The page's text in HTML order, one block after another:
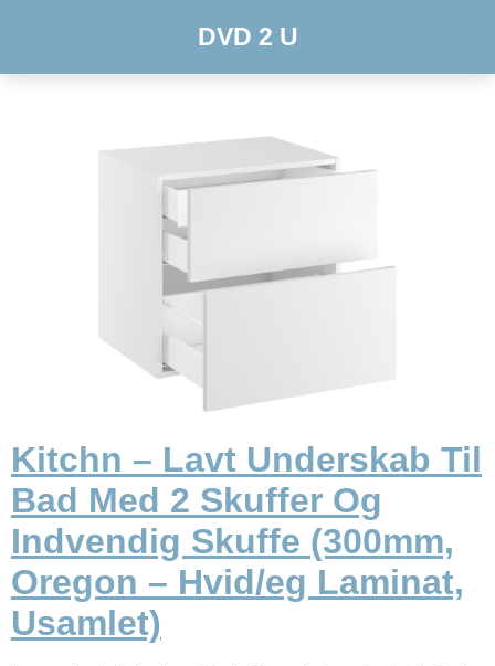
DVD 2 U
Kitchn – Lavt Underskab Til
Bad Med 2 Skuffer Og
Indvendig Skuffe (300mm,
Oregon – Hvid/eg Laminat,
Usamlet)